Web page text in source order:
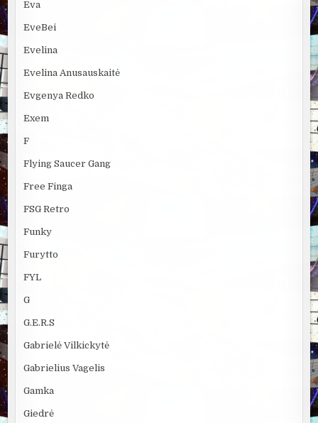
Eva
EveBei
Evelina
Evelina Anusauskaitė
Evgenya Redko
Exem
F
Flying Saucer Gang
Free Finga
FSG Retro
Funky
Furytto
FYL
G
G.E.R.S
Gabrielė Vilkickytė
Gabrielius Vagelis
Gamka
Giedrė